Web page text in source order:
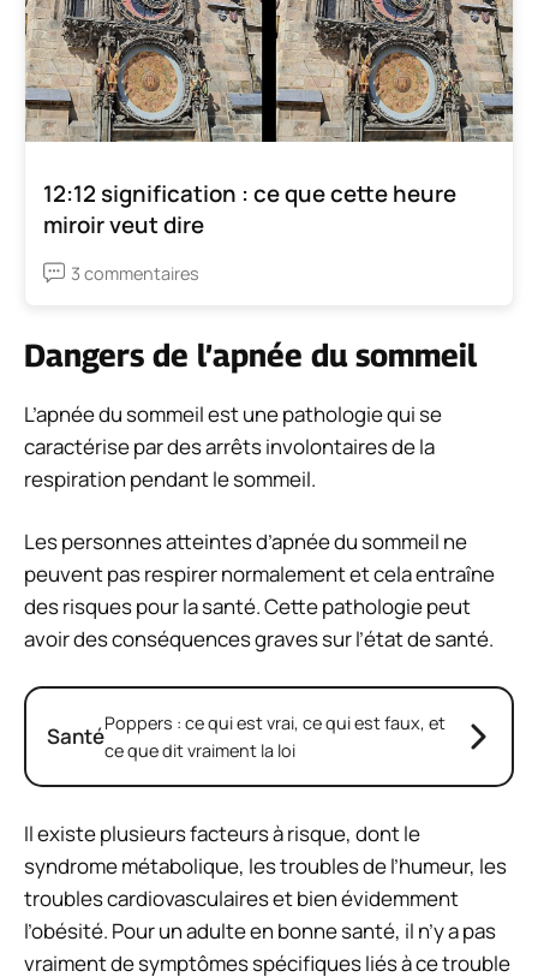
12:12 signification : ce que cette heure
miroir veut dire
3 commentaires
Dangers de l’apnée du sommeil
L’apnée du sommeil est une pathologie qui se
caractérise par des arrêts involontaires de la
respiration pendant le sommeil.
Les personnes atteintes d’apnée du sommeil ne
peuvent pas respirer normalement et cela entraîne
des risques pour la santé. Cette pathologie peut
avoir des conséquences graves sur l’état de santé.
SantéPoppers : ce qui est vrai, ce qui est faux, et
ce que dit vraiment la loi
Il existe plusieurs facteurs à risque, dont le
syndrome métabolique, les troubles de l’humeur, les
troubles cardiovasculaires et bien évidemment
l’obésité. Pour un adulte en bonne santé, il n’y a pas
vraiment de symptômes spécifiques liés à ce trouble